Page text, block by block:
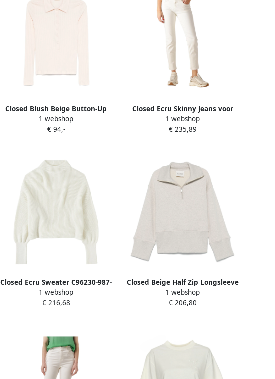
Closed Blush Beige Button-Up
Sweater Beige Dames
1 webshop
€ 94,-
Closed Ecru Skinny Jeans voor
Dames Beige Dames
1 webshop
€ 235,89
Closed Ecru Sweater C96230-987-
22 Beige Dames
1 webshop
€ 216,68
Closed Beige Half Zip Longsleeve
Beige Dames
1 webshop
€ 206,80